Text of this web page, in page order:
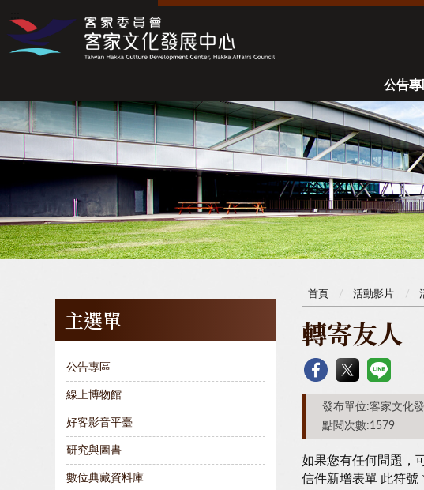
公告專
主選單
公告專區
線上博物館
好客影音平臺
研究與圖書
數位典藏資料庫
首頁 活動影片
轉寄友人
發布單位:客家文化
點閱次數:1579
如果您有任何問題，
信件新增表單 此符號